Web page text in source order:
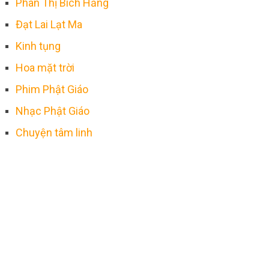
Đạt Lai Lạt Ma
Kinh tụng
Hoa mặt trời
Phim Phật Giáo
Nhạc Phật Giáo
Chuyện tâm linh